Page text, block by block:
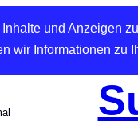
und Anzeigen
wir Informationen zu